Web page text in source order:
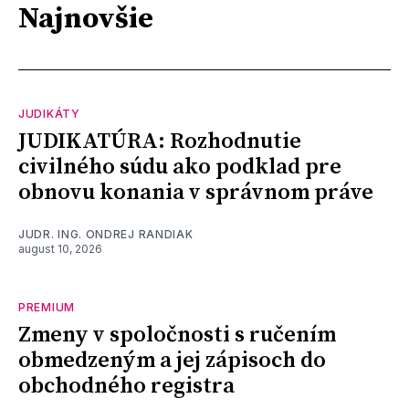
Najnovšie
JUDIKÁTY
JUDIKATÚRA: Rozhodnutie
civilného súdu ako podklad pre
obnovu konania v správnom práve
JUDR. ING. ONDREJ RANDIAK
august 10, 2026
PREMIUM
Zmeny v spoločnosti s ručením
obmedzeným a jej zápisoch do
obchodného registra